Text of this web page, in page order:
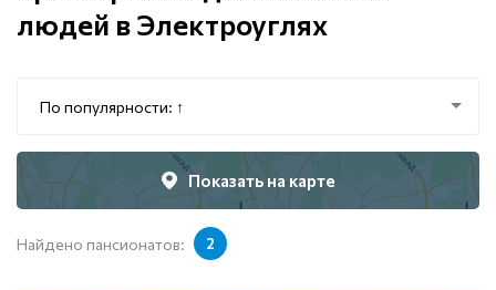
людей в Электроуглях
По популярности: ↑
Показать на карте
Найдено пансионатов: 2